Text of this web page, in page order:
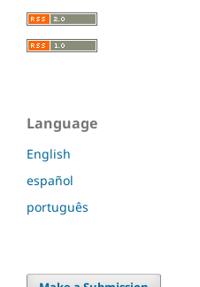
Language
English
español
português